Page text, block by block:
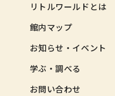
リトルワールドとは
館内マップ
お知らせ・イベント
学ぶ・調べる
お問い合わせ